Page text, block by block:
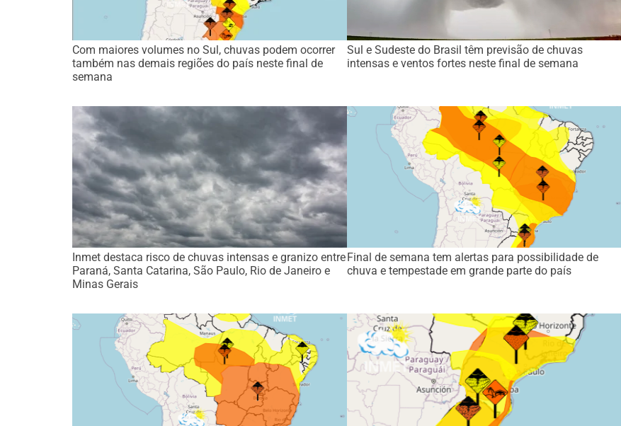
Com maiores volumes no Sul, chuvas podem ocorrer
também nas demais regiões do país neste final de
semana
Sul e Sudeste do Brasil têm previsão de chuvas
intensas e ventos fortes neste final de semana
Inmet destaca risco de chuvas intensas e granizo entre
Paraná, Santa Catarina, São Paulo, Rio de Janeiro e
Minas Gerais
Final de semana tem alertas para possibilidade de
chuva e tempestade em grande parte do país